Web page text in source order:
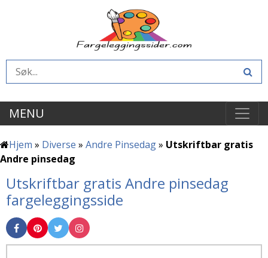
MENU
Hjem » Diverse » Andre Pinsedag» Utskriftbar gratis
Andre pinsedag
Utskriftbar gratis Andre pinsedag
fargeleggingsside